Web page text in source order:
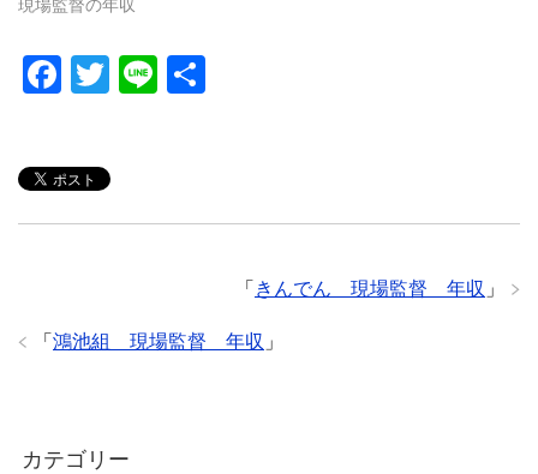
現場監督の年収
F
e
b
k
T
er
Li
「 きんでん 現場監督 年収 」
「 鴻池組 現場監督 年収 」
カテゴリー